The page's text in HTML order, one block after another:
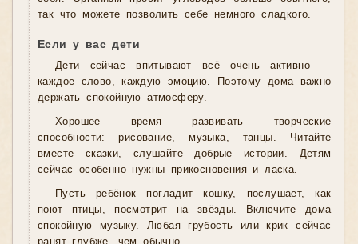
так что можете позволить себе немного сладкого.
Если у вас дети
Дети сейчас впитывают всё очень активно —
каждое слово, каждую эмоцию. Поэтому дома важно
держать спокойную атмосферу.
Хорошее время развивать творческие
способности: рисование, музыка, танцы. Читайте
вместе сказки, слушайте добрые истории. Детям
сейчас особенно нужны прикосновения и ласка.
Пусть ребёнок погладит кошку, послушает, как
поют птицы, посмотрит на звёзды. Включите дома
спокойную музыку. Любая грубость или крик сейчас